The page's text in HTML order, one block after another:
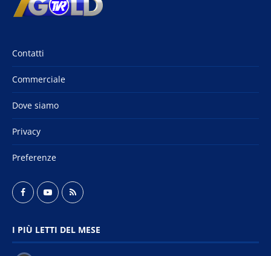
Contatti
Commerciale
Dove siamo
Privacy
Preferenze
I PIÙ LETTI DEL MESE